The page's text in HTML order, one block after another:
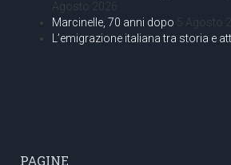
Agosto 2026
Marcinelle, 70 anni dopo 5 Agosto
L’emigrazione italiana tra storia e
PAGINE